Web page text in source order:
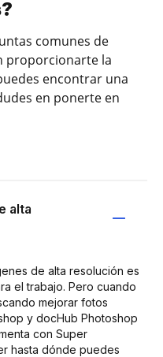
comunes de
proporcionarte la
encontrar una
en ponerte en
alta
de alta resolución es
el trabajo. Pero cuando
mejorar fotos
y docHub Photoshop
con Super
hasta dónde puedes